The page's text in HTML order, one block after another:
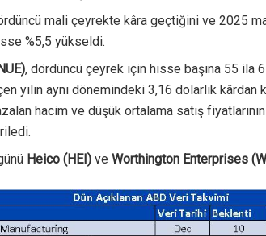
mali çeyrekte kâra geçtiğini ve 2025
%5,5 yükseldi.
, dördüncü çeyrek için hisse başına 55 ila
yılın aynı dönemindeki 3,16 dolarlık
hacim ve düşük ortalama satış
Heico (HEI) veWorthington Enterprises